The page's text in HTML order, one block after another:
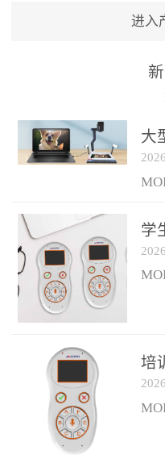
QVote 以 “让每一堂课都
功能与数据化教学分析，
课堂互动解决方案，重新
定义了师生互动的新模
教学节奏的重要性，采用
“零学习成本” 的设计理
念，教师无需复杂培训即
可快速上手。软件支持与
PPT、白板等常用教学工具
几步：打开软件、选择互
动模式、发起互动任务，
整个过程不超过 30 秒，完
美融入正常教学流程，避
免打断课堂连贯性。无论
进入
大
选
2026
学
吗
2026
培
学
2026